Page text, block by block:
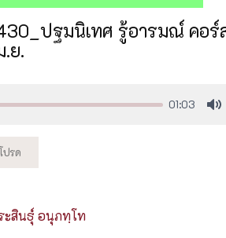
ปฐมนิเทศ รู้อารมณ์ คอร์
.ย.
01:03
ะสินธุ์ อนุภทฺโท